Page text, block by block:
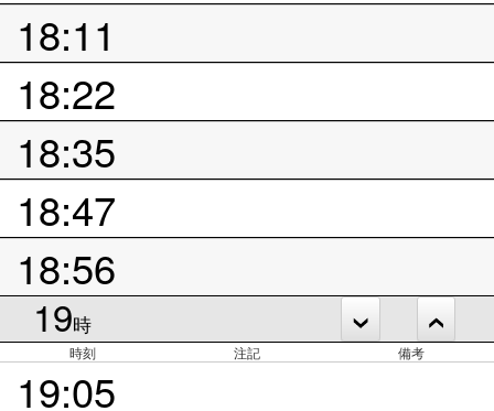
18:11
18:22
18:35
18:47
18:56
19時
時刻 注記 備考
19:05